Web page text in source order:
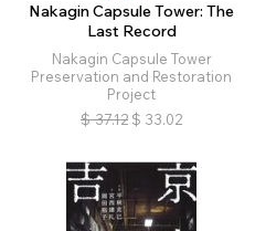
Nakagin Capsule Tower: The
Last Record
Nakagin Capsule Tower
Preservation and Restoration
Project
$ 37.12 $ 33.02